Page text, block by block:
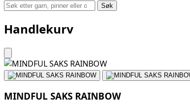
Søk
Handlekurv
MINDFUL SAKS RAINBOW